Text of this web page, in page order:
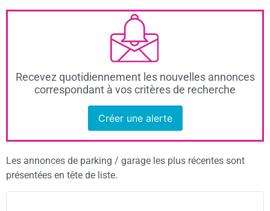
Recevez quotidiennement les nouvelles annonces
correspondant à vos critères de recherche
Créer une alerte
Les annonces de parking / garage les plus récentes sont
présentées en tête de liste.